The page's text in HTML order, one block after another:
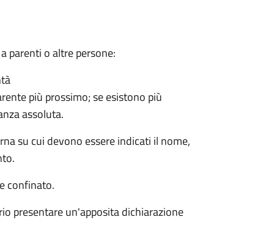
parenti o altre persone:
più prossimo; se esistono più
assoluta.
su cui devono essere indicati il nome,
confinato.
presentare un'apposita dichiarazione